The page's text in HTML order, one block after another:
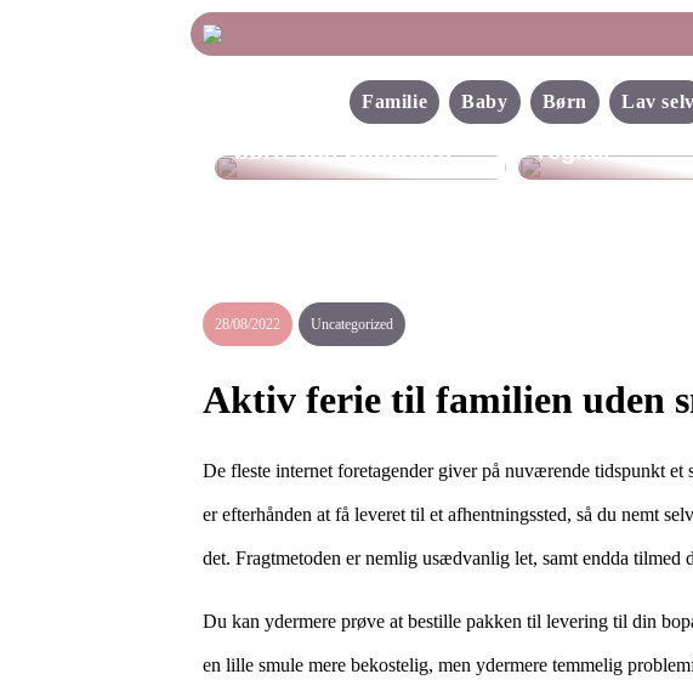
Familie Baby Børn Lav selv
Find de bedste sko til
børn hos Skechers
Det skal dit
have på, når
regner
28/08/2022 Uncategorized
Aktiv ferie til familien uden
De fleste internet foretagender giver på nuværende tidspunkt
er efterhånden at få leveret til et afhentningssted, så du nemt
det. Fragtmetoden er nemlig usædvanlig let, samt endda tilmed
Du kan ydermere prøve at bestille pakken til levering til din
en lille smule mere bekostelig, men ydermere temmelig